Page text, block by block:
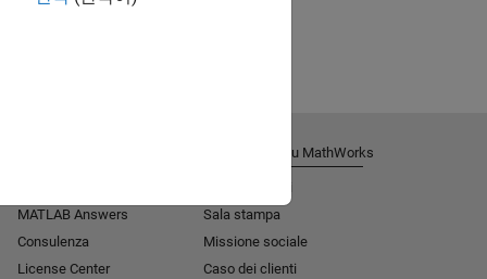
MATLAB Answers
Consulenza
License Center
Informazioni su MathWorks
Sala stampa
Missione sociale​
Caso dei clienti